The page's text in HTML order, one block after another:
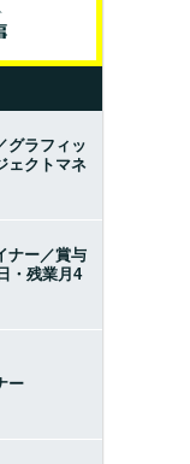
グラフィッ
ェクトマネ
ナー／賞与
・残業月4
ー